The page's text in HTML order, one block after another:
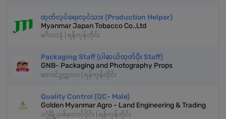
ထုတ်လုပ်ရေးလုပ်သား (Production Helper)
Myanmar Japan Tobacco Co.,Ltd
မင်္ဂလာဒုံ | ရန်ကုန်တိုင်း
Packaging Staff (ပါဆယ်ထုတ်ပိုး Staff)
GNB- Packaging and Photography Props
တောင်ဥက္ကလာ | ရန်ကုန်တိုင်း
Quality Control (QC- Male)
Golden Myanmar Agro - Land Engineering & Trading
ဒဂုံမြို့သစ်တောင်ပိုင်း | ရန်ကုန်တိုင်း